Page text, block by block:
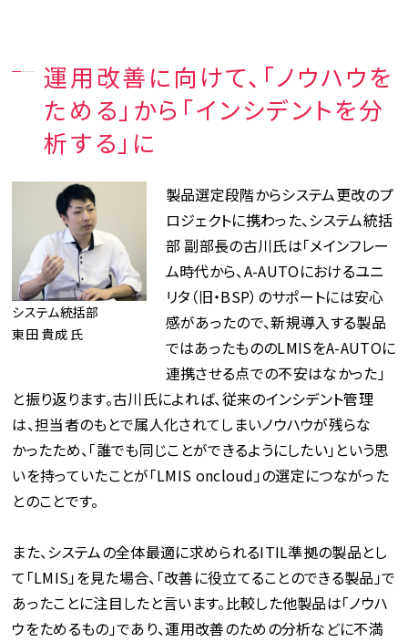
運用改善に向けて、「ノウハウを
ためる」から「インシデントを分
析する」に
システム統括部
東田 貴成 氏
製品選定段階からシステム更改のプ
ロジェクトに携わった、システム統括
部 副部長の古川氏は「メインフレー
ム時代から、A-AUTOにおけるユニ
リタ（旧・BSP）のサポートには安心
感があったので、新規導入する製品
ではあったもののLMISをA-AUTOに
連携させる点での不安はなかった」
と振り返ります。古川氏によれば、従来のインシデント管理
は、担当者のもとで属人化されてしまいノウハウが残らな
かったため、「誰でも同じことができるようにしたい」という思
いを持っていたことが「LMIS oncloud」の選定につながった
とのことです。
また、システムの全体最適に求められるITIL準拠の製品とし
て「LMIS」を見た場合、「改善に役立てることのできる製品」で
あったことに注目したと言います。比較した他製品は「ノウハ
ウをためるもの」であり、運用改善のための分析などに不満